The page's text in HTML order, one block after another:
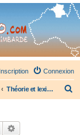
Connexion
Inscription
Théorie et lexiques musicaux
Rechercher